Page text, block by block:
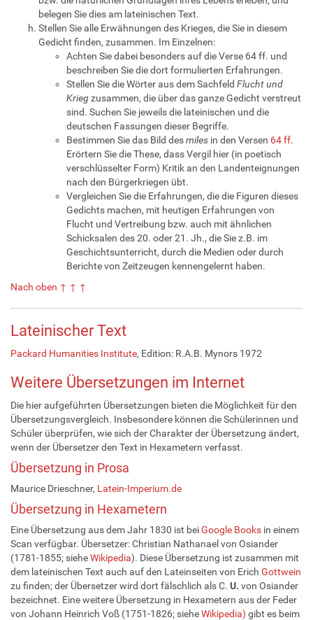
belegen Sie dies am lateinischen Text.
Stellen Sie alle Erwähnungen des Krieges, die Sie in diesem
Gedicht finden, zusammen. Im Einzelnen:
Achten Sie dabei besonders auf die Verse 64 ff. und
beschreiben Sie die dort formulierten Erfahrungen.
Stellen Sie die Wörter aus dem Sachfeld Flucht und
Kriegzusammen, die über das ganze Gedicht verstreut
sind. Suchen Sie jeweils die lateinischen und die
deutschen Fassungen dieser Begriffe.
Bestimmen Sie das Bild desmiles in den Versen 64 ff.
Erörtern Sie die These, dass Vergil hier (in poetisch
verschlüsselter Form) Kritik an den Landenteignungen
nach den Bürgerkriegen übt.
Vergleichen Sie die Erfahrungen, die die Figuren dieses
Gedichts machen, mit heutigen Erfahrungen von
Flucht und Vertreibung bzw. auch mit ähnlichen
Schicksalen des 20. oder 21. Jh., die Sie z.B. im
Geschichtsunterricht, durch die Medien oder durch
Berichte von Zeitzeugen kennengelernt haben.
Nach oben ↑ ↑ ↑
Lateinischer Text
Packard Humanities Institute, Edition: R.A.B. Mynors 1972
Weitere Übersetzungen im Internet
Die hier aufgeführten Übersetzungen bieten die Möglichkeit für den
Übersetzungsvergleich. Insbesondere können die Schülerinnen und
Schüler überprüfen, wie sich der Charakter der Übersetzung ändert,
wenn der Übersetzer den Text in Hexametern verfasst.
Übersetzung in Prosa
Maurice Drieschner, Latein-Imperium.de
Übersetzung in Hexametern
Eine Übersetzung aus dem Jahr 1830 ist beiGoogle Books in einem
Scan verfügbar. Übersetzer: Christian Nathanael von Osiander
(1781-1855; sieheWikipedia). Diese Übersetzung ist zusammen mit
dem lateinischen Text auch auf den Lateinseiten von Erich Gottwein
zu finden; der Übersetzer wird dort fälschlich als C. U. von Osiander
bezeichnet. Eine weitere Übersetzung in Hexametern aus der Feder
von Johann Heinrich Voß (1751-1826; sieheWikipedia) gibt es beim